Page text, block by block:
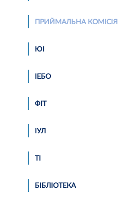
ПРИЙМАЛЬНА КОМІСІЯ
ЮІ
ІЕБО
ФІТ
ІУЛ
ТІ
БІБЛІОТЕКА